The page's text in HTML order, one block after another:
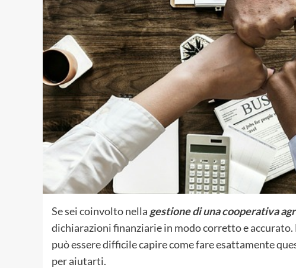
Se sei coinvolto nella gestione di una cooperativa
dichiarazioni finanziarie in modo corretto e
può essere difficile capire come fare esattamente
per aiutarti.